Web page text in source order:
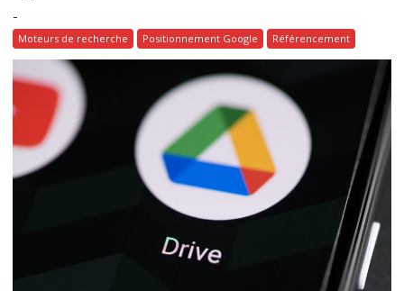
-
Moteurs de recherche Positionnement Google Référencement